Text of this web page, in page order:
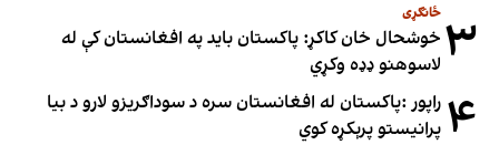
۳ ځانګړی
خوشحال خان کاکړ: پاکستان بايد په افغانستان کې له
لاسوهنو ډډه وکړي
۴ راپور :پاکستان له افغانستان سره د سوداګریزو لارو د بیا
پرانیستو پرېکړه کوي